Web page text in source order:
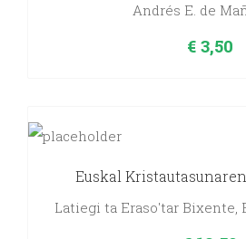
Andrés E. de
€ 3,50
Euskal
Latiegi ta Eraso'tar Bixente,